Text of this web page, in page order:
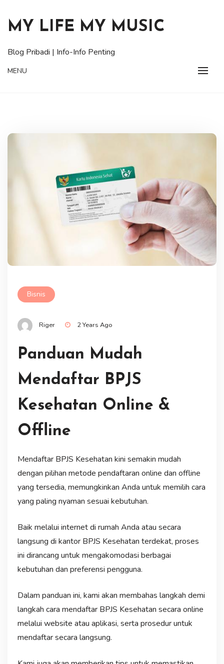
content
MY LIFE MY MUSIC
Blog Pribadi | Info-Info Penting
MENU
Bisnis
Riger 2 Years Ago
Panduan Mudah
Mendaftar BPJS
Kesehatan Online &
Offline
Mendaftar BPJS Kesehatan kini semakin mudah
dengan pilihan metode pendaftaran online dan offline
yang tersedia, memungkinkan Anda untuk memilih cara
yang paling nyaman sesuai kebutuhan.
Baik melalui internet di rumah Anda atau secara
langsung di kantor BPJS Kesehatan terdekat, proses
ini dirancang untuk mengakomodasi berbagai
kebutuhan dan preferensi pengguna.
Dalam panduan ini, kami akan membahas langkah demi
langkah cara mendaftar BPJS Kesehatan secara online
melalui website atau aplikasi, serta prosedur untuk
mendaftar secara langsung.